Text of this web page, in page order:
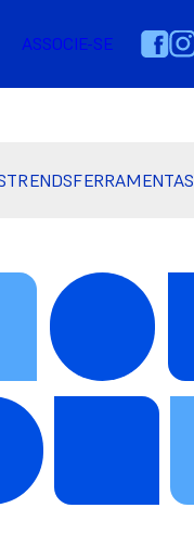
ASSOCIE-SE
TRENDSFERRAMENTAS